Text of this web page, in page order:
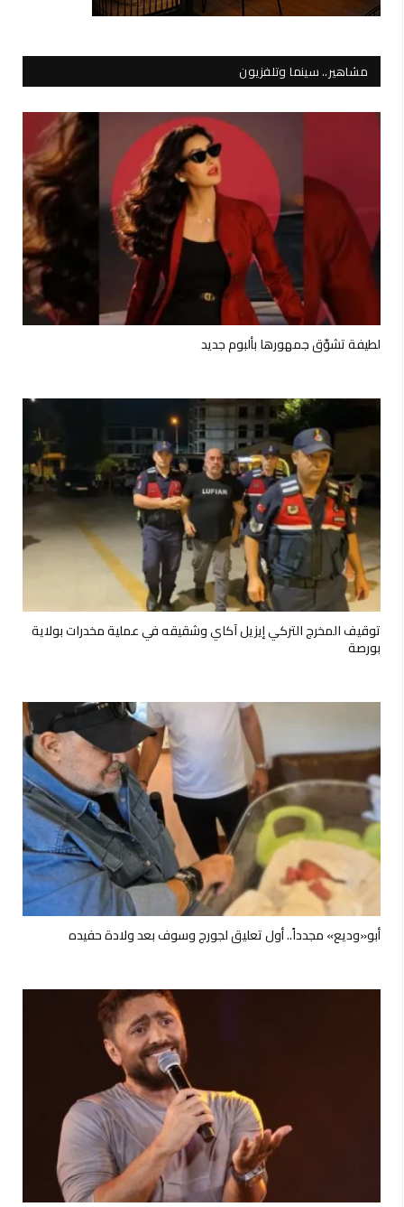
مشاهير.. سينما وتلفزيون
لطيفة تشوّق جمهورها بألبوم جديد
توقيف المخرج التركي إيزيل آكاي وشقيقه في عملية مخدرات بولاية
بورصة
أبو«وديع» مجدداً.. أول تعليق لجورج وسوف بعد ولادة حفيده